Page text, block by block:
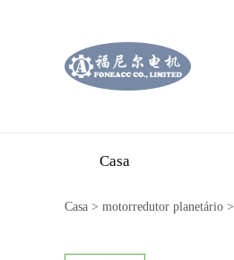
Casa
Casa > motorredutor planetário >